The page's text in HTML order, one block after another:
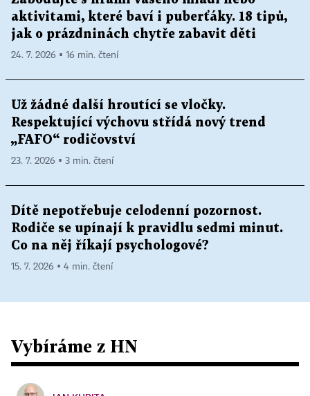
aktivitami, které baví i puberťáky. 18 tipů,
jak o prázdninách chytře zabavit děti
24. 7. 2026 ▪ 16 min. čtení
Už žádné další hroutící se vločky.
Respektující výchovu střídá nový trend
„FAFO“ rodičovství
23. 7. 2026 ▪ 3 min. čtení
Dítě nepotřebuje celodenní pozornost.
Rodiče se upínají k pravidlu sedmi minut.
Co na něj říkají psychologové?
15. 7. 2026 ▪ 4 min. čtení
Vybíráme z HN